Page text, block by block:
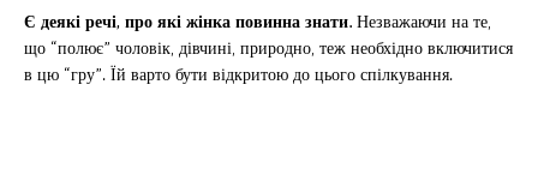
Є деякі речі, про які жінка повинна знати.Незважаючи на те,
що “полює” чоловік, дівчині, природно, теж необхідно включитися
в цю “гру”. Їй варто бути відкритою до цього спілкування.